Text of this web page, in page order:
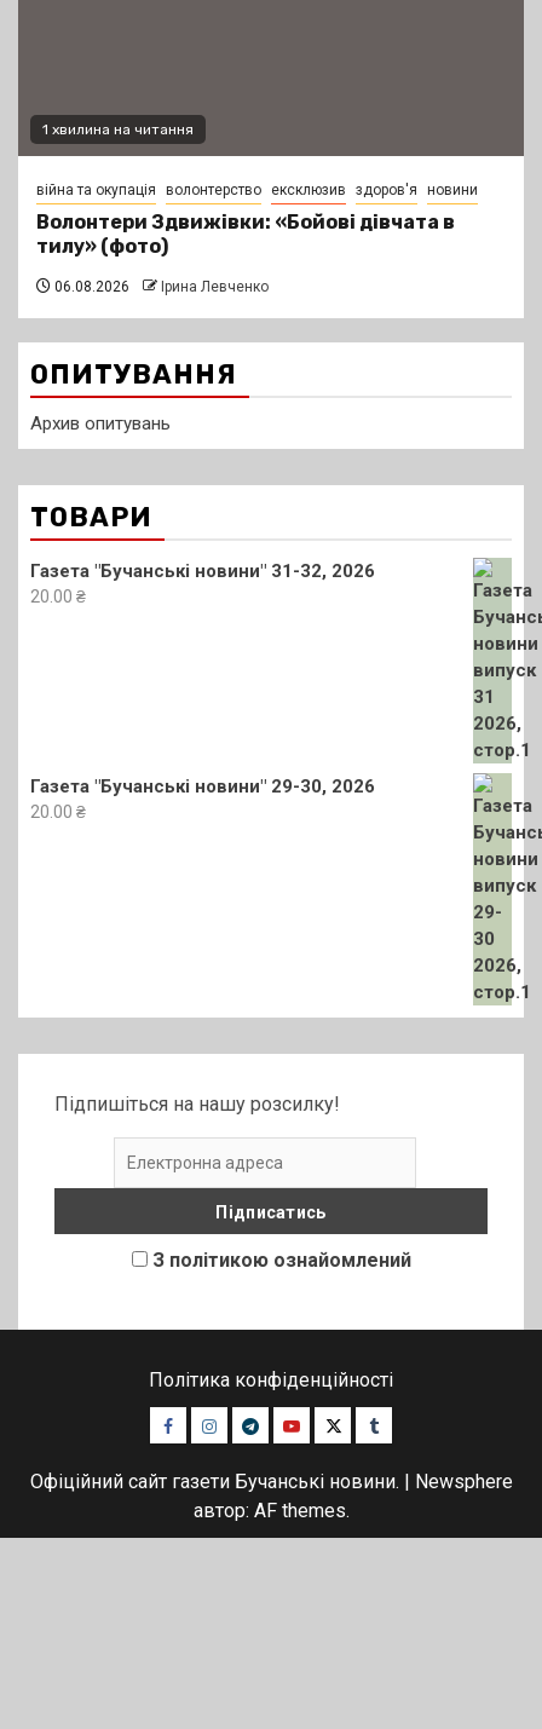
1 хвилина на читання
війна та окупація волонтерство ексклюзив здоров'я новини
Волонтери Здвижівки: «Бойові дівчата в
тилу» (фото)
06.08.2026 Ірина Левченко
ОПИТУВАННЯ
Архив опитувань
ТОВАРИ
Газета "Бучанські новини" 31-32, 2026
20.00 ₴
Газета "Бучанські новини" 29-30, 2026
20.00 ₴
Підпишіться на нашу розсилку!
З політикою ознайомлений
Політика конфіденційності
Facebook
Instagram
TelegramYoutubeTwitterTumblr
Офіційний сайт газети Бучанські новини. | Newsphere
автор: AF themes.